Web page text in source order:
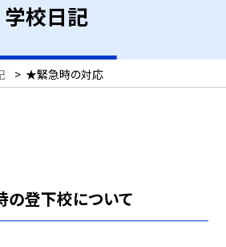
学校日記
> ★緊急時の対応
の登下校について